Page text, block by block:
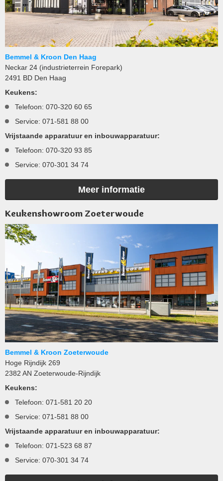
Bemmel & Kroon Den Haag
Neckar 24 (industrieterrein Forepark)
2491 BD Den Haag
Keukens:
Telefoon: 070-320 60 65
Service: 071-581 88 00
Vrijstaande apparatuur en inbouwapparatuur:
Telefoon: 070-320 93 85
Service: 070-301 34 74
Meer informatie
Keukenshowroom Zoeterwoude
Bemmel & Kroon Zoeterwoude
Hoge Rijndijk 269
2382 AN Zoeterwoude-Rijndijk
Keukens:
Telefoon: 071-581 20 20
Service: 071-581 88 00
Vrijstaande apparatuur en inbouwapparatuur:
Telefoon: 071-523 68 87
Service: 070-301 34 74